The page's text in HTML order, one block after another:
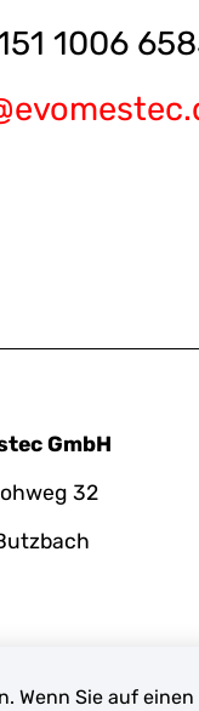
1006
GmbH
32
Wenn Sie auf